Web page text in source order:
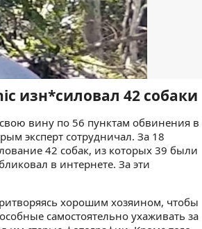
изн*силовал 42 собаки
вину по 56 пунктам обвинения в
эксперт сотрудничал. За 18
42 собак, из которых 39 были
в интернете. За эти
хорошим хозяином, чтобы
самостоятельно ухаживать за